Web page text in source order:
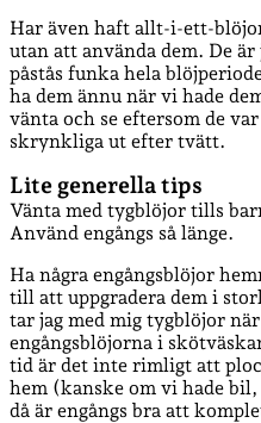
Har även haft allt-i-ett-
utan att använda dem. De
påstås funka hela
ha dem ännu när vi hade
vänta och se eftersom de
skrynkliga ut efter tvätt.
Lite generella tips
Vänta med tygblöjor tills
Använd engångs så länge.
Ha några engångsblöjor
till att uppgradera dem i
tar jag med mig tygblöjor
engångsblöjorna i
tid är det inte rimligt att
hem (kanske om vi hade
då är engångs bra att